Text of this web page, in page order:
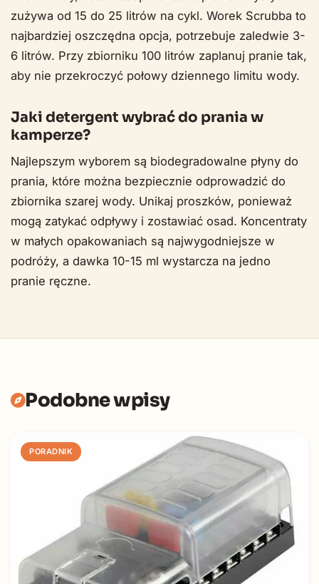
zużywa od 15 do 25 litrów na cykl. Worek Scrubba to
najbardziej oszczędna opcja, potrzebuje zaledwie 3-
6 litrów. Przy zbiorniku 100 litrów zaplanuj pranie tak,
aby nie przekroczyć połowy dziennego limitu wody.
Jaki detergent wybrać do prania w
kamperze?
Najlepszym wyborem są biodegradowalne płyny do
prania, które można bezpiecznie odprowadzić do
zbiornika szarej wody. Unikaj proszków, ponieważ
mogą zatykać odpływy i zostawiać osad. Koncentraty
w małych opakowaniach są najwygodniejsze w
podróży, a dawka 10-15 ml wystarcza na jedno
pranie ręczne.
Podobne wpisy
PORADNIK